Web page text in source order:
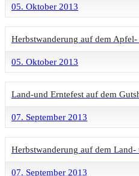
05. Oktober 2013
Herbstwanderung auf dem
05. Oktober 2013
Land-und Erntefest auf dem
07. September 2013
Herbstwanderung auf dem Land-
07. September 2013